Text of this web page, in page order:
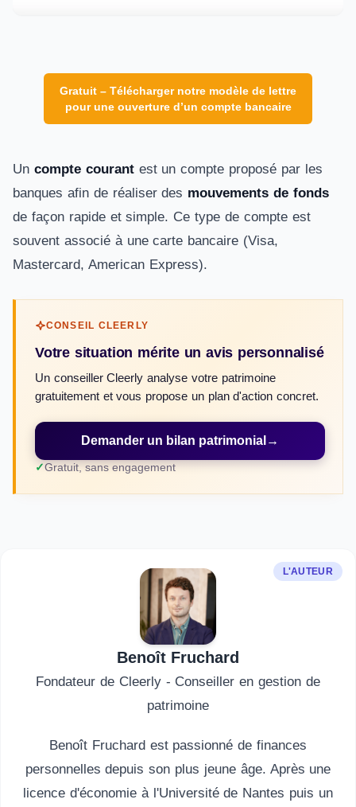
Gratuit – Télécharger notre modèle de lettre
pour une ouverture d’un compte bancaire
Un compte courantest un compte proposé par les
banques afin de réaliser des mouvements de fonds
de façon rapide et simple. Ce type de compte est
souvent associé à une carte bancaire (Visa,
Mastercard, American Express).
CONSEIL CLEERLY
Votre situation mérite un avis personnalisé
Un conseiller Cleerly analyse votre patrimoine
gratuitement et vous propose un plan d'action concret.
Demander un bilan patrimonial →
Gratuit, sans engagement
L'AUTEUR
Benoît Fruchard
Fondateur de Cleerly - Conseiller en gestion de
patrimoine
Benoît Fruchard est passionné de finances
personnelles depuis son plus jeune âge. Après une
licence d'économie à l'Université de Nantes puis un